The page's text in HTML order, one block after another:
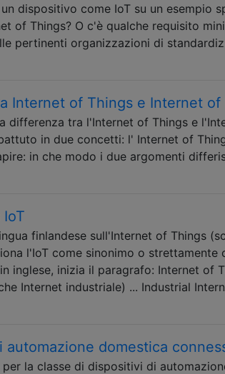
dispositivo come IoT su un esempio
of Things? O c'è qualche requisito
pertinenti organizzazioni di
Internet of Things e Internet of
differenza tra l'Internet of Things e
in due concetti: l' Internet of
in che modo i due argomenti
finlandese sull'Internet of Things
l'IoT come sinonimo o strettamente
inglese, inizia il paragrafo: Internet of
Internet industriale) ... Industrial
automazione domestica
la classe di dispositivi di